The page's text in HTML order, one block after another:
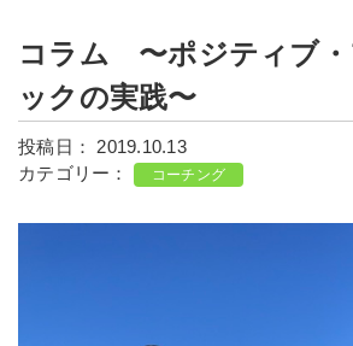
コラム 〜ポジティブ・
ックの実践〜
投稿日： 2019.10.13
カテゴリー：
コーチング